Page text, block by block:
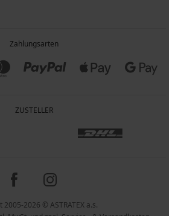
Zahlungsarten
ZUSTELLER
2005-2026 © ASTRATEX a.s.